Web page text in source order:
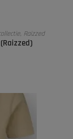
, Raizzed